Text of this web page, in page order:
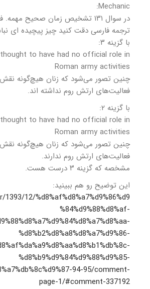
Mechanic:
در سوال ۱۳۱ تشخیص زمان صحیح
ترجمه فارسی دقت کنید چیز پیچیده ای
با گزینه ۳:
to have had no official role in
Roman army activities
چنین تصور می‌شود که زنان هیچ‌گونه
فعالیت‌های ارتش روم نداشته اند.
با گزینه ۲:
to have had no official role in
Roman army activities
چنین تصور می‌شود که زنان هیچ‌گونه
فعالیت‌های ارتش روم ندارند.
مشخصه که گزینه ۳ درست هست.
این توضیح رو هم ببینید:
12/%d8%af%d8%a7%d9%86%d9
%84%d9%88%d8%af-
%d8%b2%d8%a8%d8%a7%d9%86-
%d8%b9%d9%84%d9%88%d9%85-
94-95/comment-
page-1/#comment-337192